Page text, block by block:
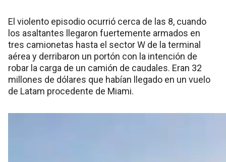
El violento episodio ocurrió cerca de las 8, cuando
los asaltantes llegaron fuertemente armados en
tres camionetas hasta el sector W de la terminal
aérea y derribaron un portón con la intención de
robar la carga de un camión de caudales. Eran 32
millones de dólares que habían llegado en un vuelo
de Latam procedente de Miami.